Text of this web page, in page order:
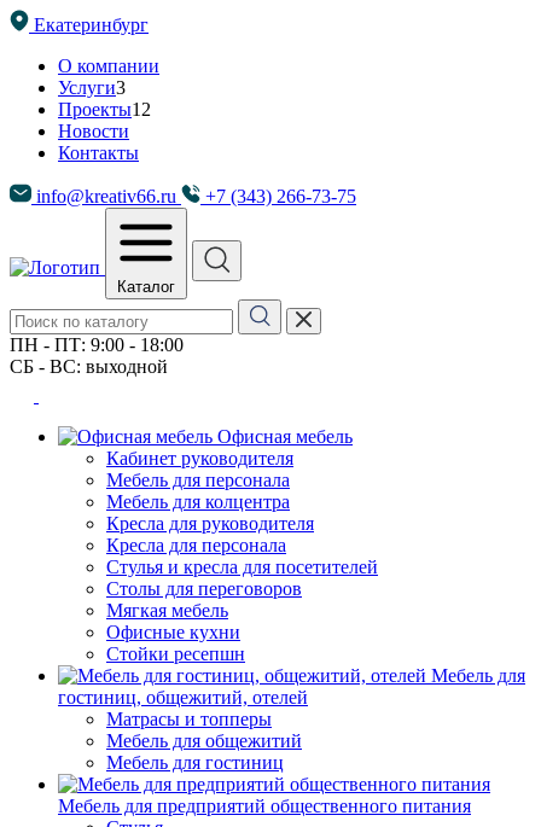
Екатеринбург
О компании
Услуги3
Проекты12
Новости
Контакты
info@kreativ66.ru +7 (343) 266-73-75
Каталог
ПН - ПТ: 9:00 - 18:00
СБ - ВС: выходной
Офисная мебель
Кабинет руководителя
Мебель для персонала
Мебель для колцентра
Кресла для руководителя
Кресла для персонала
Стулья и кресла для посетителей
Столы для переговоров
Мягкая мебель
Офисные кухни
Стойки ресепшн
Мебель для
гостиниц, общежитий, отелей
Матрасы и топперы
Мебель для общежитий
Мебель для гостиниц
Мебель для предприятий общественного питания